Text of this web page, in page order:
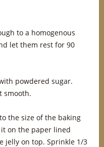
to a homogenous
let them rest for 90
powdered sugar.
smooth.
the size of the baking
it on the paper lined
jelly on top. Sprinkle 1/3